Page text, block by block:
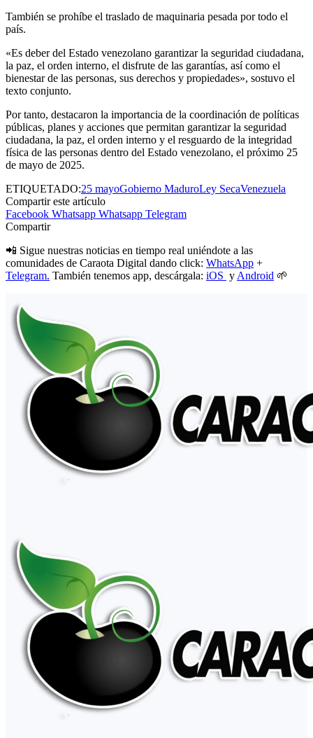
También se prohíbe el traslado de maquinaria pesada por todo el
país.
«Es deber del Estado venezolano garantizar la seguridad ciudadana,
la paz, el orden interno, el disfrute de las garantías, así como el
bienestar de las personas, sus derechos y propiedades», sostuvo el
texto conjunto.
Por tanto, destacaron la importancia de la coordinación de políticas
públicas, planes y acciones que permitan garantizar la seguridad
ciudadana, la paz, el orden interno y el resguardo de la integridad
física de las personas dentro del Estado venezolano, el próximo 25
de mayo de 2025.
ETIQUETADO:25 mayoGobierno MaduroLey SecaVenezuela
Compartir este artículo
Facebook Whatsapp Whatsapp Telegram
Compartir
📲 Sigue nuestras noticias en tiempo real uniéndote a las
comunidades de Caraota Digital dando click: WhatsApp +
Telegram. También tenemos app, descárgala: iOS y Android 🌱